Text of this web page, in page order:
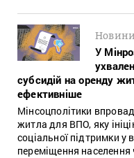
Новини
У
субсидій на оренду
ефективніше
Мінсоцполітики
житла для ВПО, яку
соціальної підтримки у
переміщення населення